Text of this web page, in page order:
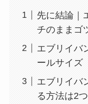
先に結論｜
チのままゴ
エブリイバ
ールサイズ
エブリイバ
る方法は2つ